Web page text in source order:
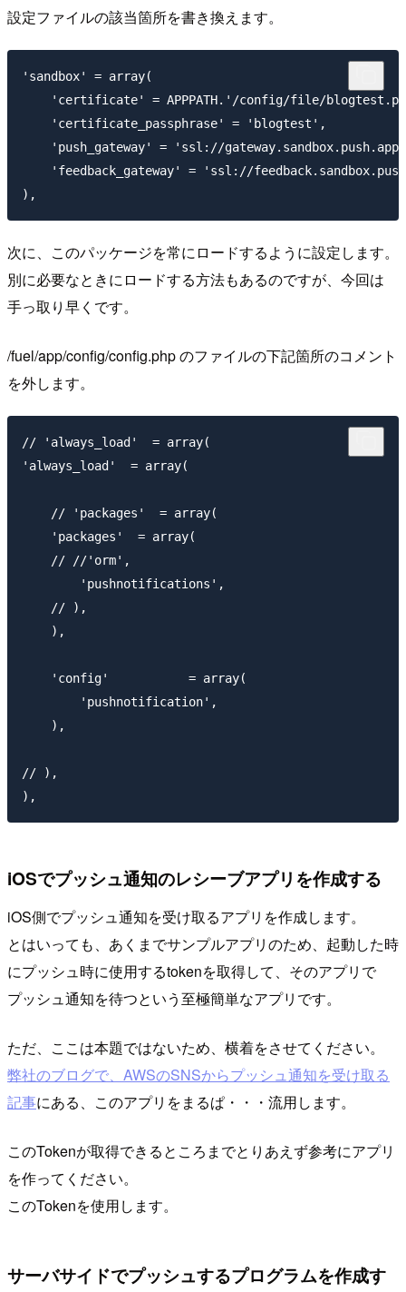
設定ファイルの該当箇所を書き換えます。
'sandbox' = array(
'certificate' = APPPATH.'/config/file/
    'certificate_passphrase' = 'blogtest',
'push_gateway' = 'ssl://
'feedback_gateway' = 'ssl://
),
次に、このパッケージを常にロードするように設定します。
別に必要なときにロードする方法もあるのですが、今回は
手っ取り早くです。
/fuel/app/config/config.php のファイルの下記箇所のコメント
を外します。
// 'always_load'  = array(
'always_load'  = array(
    // 'packages'  = array(
    'packages'  = array(
    // //'orm',
        'pushnotifications',
    // ),
    ),
    'config'           = array(
        'pushnotification',
    ),
// ),
),
iOSでプッシュ通知のレシーブアプリを作成する
iOS側でプッシュ通知を受け取るアプリを作成します。
とはいっても、あくまでサンプルアプリのため、起動した時
にプッシュ時に使用するtokenを取得して、そのアプリで
プッシュ通知を待つという至極簡単なアプリです。
ただ、ここは本題ではないため、横着をさせてください。
弊社のブログで、AWSのSNSからプッシュ通知を受け取る
記事にある、このアプリをまるぱ・・・流用します。
このTokenが取得できるところまでとりあえず参考にアプリ
を作ってください。
このTokenを使用します。
サーバサイドでプッシュするプログラムを作成す